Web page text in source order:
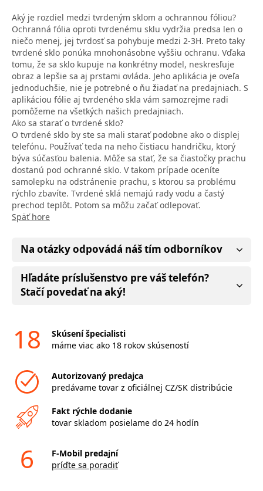
Aký je rozdiel medzi tvrdeným sklom a ochrannou fóliou?
Ochranná fólia oproti tvrdenému sklu vydržia predsa len o
niečo menej, jej tvrdosť sa pohybuje medzi 2-3H. Preto taky
tvrdené sklo ponúka mnohonásobne vyššiu ochranu. Vďaka
tomu, že sa sklo kupuje na konkrétny model, neskresľuje
obraz a lepšie sa aj prstami ovláda. Jeho aplikácia je oveľa
jednoduchšie, nie je potrebné o ňu žiadať na predajniach. S
aplikáciou fólie aj tvrdeného skla vám samozrejme radi
pomôžeme na všetkých našich predajniach.
Ako sa starať o tvrdené sklo?
O tvrdené sklo by ste sa mali starať podobne ako o displej
telefónu. Používať teda na neho čistiacu handričku, ktorý
býva súčasťou balenia. Môže sa stať, že sa čiastočky prachu
dostanú pod ochranné sklo. V takom prípade oceníte
samolepku na odstránenie prachu, s ktorou sa problému
rýchlo zbavíte. Tvrdené sklá nemajú rady vodu a častý
prechod teplôt. Potom sa môžu začať odlepovať.
Späť hore
Na otázky odpovádá náš tím odborníkov
Hľadáte príslušenstvo pre váš telefón?
Stačí povedať na aký!
18
Skúsení špecialisti
máme viac ako 18 rokov skúseností
Autorizovaný predajca
predávame tovar z oficiálnej CZ/SK distribúcie
Fakt rýchle dodanie
tovar skladom posielame do 24 hodín
6
F-Mobil predajní
príďte sa poradiť